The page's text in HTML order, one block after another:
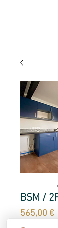
BSM /
565,00 €